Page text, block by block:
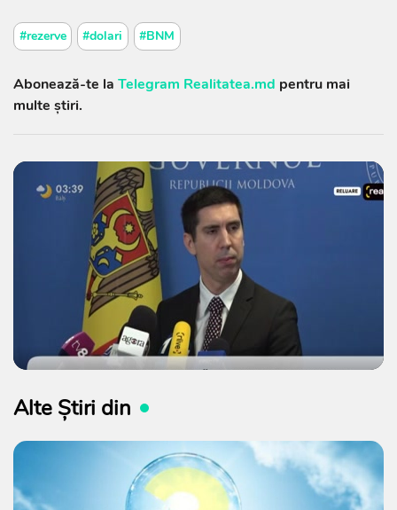
#rezerve #dolari #BNM
Abonează-te la Telegram Realitatea.md pentru mai
multe știri.
Alte Știri din